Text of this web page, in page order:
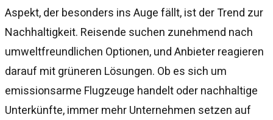
Aspekt, der besonders ins Auge fällt, ist der Trend zur
Nachhaltigkeit. Reisende suchen zunehmend nach
umweltfreundlichen Optionen, und Anbieter reagieren
darauf mit grüneren Lösungen. Ob es sich um
emissionsarme Flugzeuge handelt oder nachhaltige
Unterkünfte, immer mehr Unternehmen setzen auf